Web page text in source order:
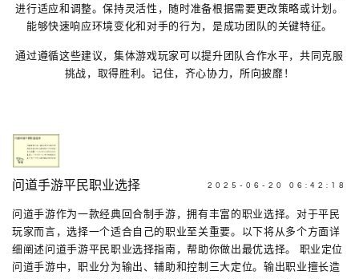
进行适应和调整。保持灵活性，随时准备根据需要更改策略或计划。
能够快速响应环境变化和对手的行为，是成功团队的关键特征。
通过遵循这些建议，集体游戏玩家可以提升团队合作水平，共同克服
挑战，取得胜利。记住，齐心协力，所向披靡！
问道手游平民职业选择 2025-06-20 06:42:18
问道手游作为一款经典回合制手游，拥有丰富的职业选择。对于平民
玩家而言，选择一个适合自己的职业至关重要。以下将从多个方面详
细阐述问道手游平民职业选择指南，帮助你做出最优选择。 职业定位
问道手游中，职业分为输出、辅助和控制三大定位。输出职业擅长造